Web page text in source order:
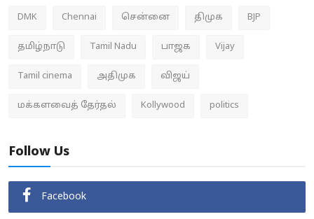
DMK Chennai சென்னை திமுக BJP
தமிழ்நாடு Tamil Nadu பாஜக Vijay
Tamil cinema அதிமுக விஜய்
மக்களவைத் தேர்தல் Kollywood politics
Follow Us
Facebook